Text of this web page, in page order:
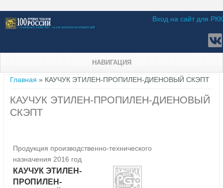
Вход на сайт для РКК
НАВИГАЦИЯ
Вы здесь
Главная » КАУЧУК ЭТИЛЕН-ПРОПИЛЕН-ДИЕНОВЫЙ СКЭПТ
КАУЧУК ЭТИЛЕН-ПРОПИЛЕН-ДИЕНОВЫЙ
СКЭПТ
Продукция производственно-технического
назначения 2016 год
КАУЧУК ЭТИЛЕН-
ПРОПИЛЕН-